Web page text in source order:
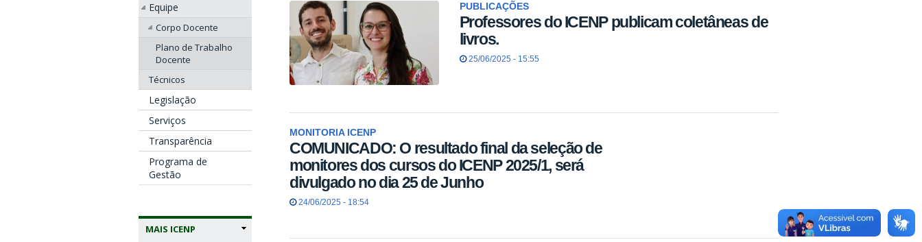
Equipe
Corpo Docente
Plano de Trabalho
Docente
Técnicos
Legislação
Serviços
Transparência
Programa de
Gestão
MAIS ICENP
PUBLICAÇÕES
Professores do ICENP publicam coletâneas de
livros.
25/06/2025 - 15:55
MONITORIA ICENP
COMUNICADO: O resultado final da seleção de
monitores dos cursos do ICENP 2025/1, será
divulgado no dia 25 de Junho
24/06/2025 - 18:54